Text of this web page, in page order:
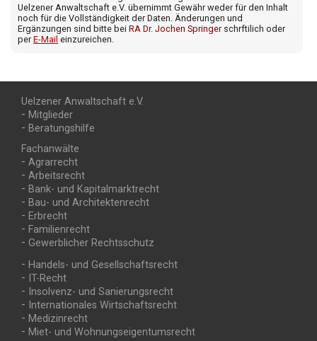
Uelzener Anwaltschaft e.V. übernimmt Gewähr weder für den Inhalt
noch für die Vollständigkeit der Daten. Änderungen und
Ergänzungen sind bitte bei RA Dr. Jochen Springerschrftilich oder
perE-Mail einzureichen.
Uelzener Anwaltschaft e.V.
Navigation
überspringen
Mitglieder
Beratungshilfe
Fachanwälte
Navigation
überspringen
Agrarrecht
Arbeitsrecht
Bank- und Kapitalmarktrecht
Bau- und Architektenrecht
Erbrecht
Familienrecht
Gewerblicher Rechtsschutz
Navigation
überspringen
Handels- und Gesellschaftsrecht
IT-Recht
Insolvenz- und Sanierungsrecht
Internationales Wirtschaftsrecht
Medizinrecht
Miet- und Wohnungs­eigentumsrecht